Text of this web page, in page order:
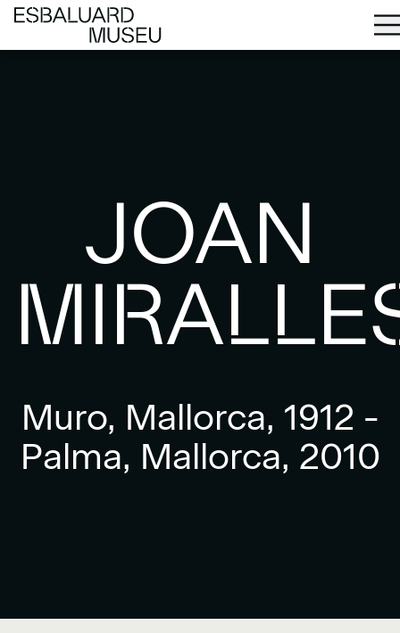
JOAN
Muro, Mallorca, 1912 -
Palma, Mallorca, 2010